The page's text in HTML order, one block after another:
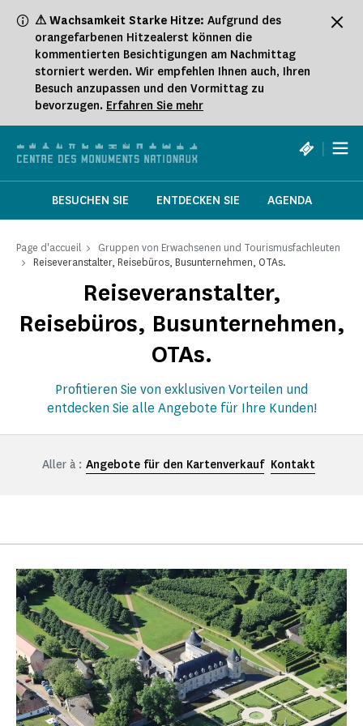
⚠ Wachsamkeit Starke Hitze: Aufgrund des
orangefarbenen Hitzealerst können die
kommentierten Besichtigungen am Nachmittag
storniert werden. Wir empfehlen Ihnen auch, Ihren
Besuch anzupassen und den Vormittag zu
bevorzugen. Erfahren Sie mehr
|
BESUCHEN SIE ENTDECKEN SIE AGENDA
Page d'accueil
Gruppen von Erwachsenen und Tourismusfachleuten
Reiseveranstalter, Reisebüros, Busunternehmen, OTAs.
Reiseveranstalter,
Reisebüros, Busunternehmen,
OTAs.
Profitieren Sie von exklusiven Vorteilen und
entdecken Sie alle Angebote für Ihre Kunden!
Aller à : Angebote für den Kartenverkauf Kontakt